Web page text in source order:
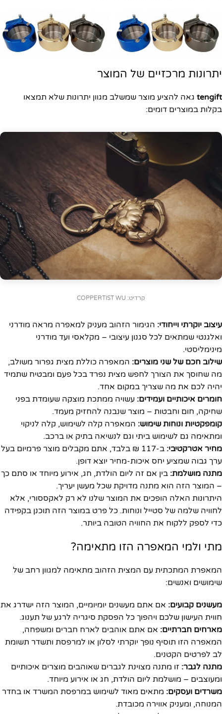
יתרונות מרכזיים של המוצר
tengift גאה להציע מוצר שמשלב מגוון יתרונות שלא תמצאו
בקלות במוצרים דומים:
קרדיט: COPPERTIST WU
עיצוב יוקרתי וייחודי: הגימור הזהוב מעניק למאפרה מראה מודרני
ואלגנטי שמתאים לכל סגנון עיצובי – מקלאסי ועד מודרני
מינימליסטי.
שילוב חכם של שני מוצרים: המאפרה כוללת מצית גפרור משולב,
מה שחוסך את הצורך לחפש מצית נפרד בכל פעם ומבטיח שתמיד
יהיה לכם את מה שצריך במקום אחד.
חומרים איכותיים ועמידים: עשויה ממתכת מוצקה שעומדת בפני
שחיקה, חום וחבטות – מוצר שנבנה להחזיק מעמד.
קומפקטיות ונוחות שימוש: המאפרה קלה לשימוש, קלה לניקוי
ומתאימה גם לשימוש ביתי וגם לנשיאה בתיק או ברכב.
מחיר אטרקטיבי:
ב-117 ₪ בלבד, אתם מקבלים מוצר פרמיום בעל
ערך גבוה שמציע יחס איכות-מחיר יוצא דופן.
מתנה מושלמת: בין אם זה ליום הולדת, חג, אירוע מיוחד או סתם כך
– המוצר הזה הוא מתנה מדויקת שכל מעשן יעריך.
היתרונות האלה הופכים את המוצר שלנו לא רק לאקססורי, אלא
לחוויה שלמה של סטייל ונוחות. כל פרט במוצר הזה תוכנן בקפידה
כדי לספק ללקוח את החוויה הטובה ביותר.
מתי ולמי המאפרה הזו מתאימה?
המאפרת המתכתית עם המצית הזהוב מתאימה למגוון רחב של
שימושים ואנשים:
מעשנים קבועים: אם אתם מעשנים יומיומיים, המוצר הזה ישדרג את
חווית העישון שלכם ויהפוך כל הפסקת סיגריה לרגע של תענוג.
מארחים חברתיים: אם אתם אוהבים לארח חברים ומשפחה,
המאפרה הזו תוסיף נופך יוקרתי לסלון או למרפסת ותשדר תשומת
לב לפרטים הקטנים.
מתנה לגבר: זו מתנה מצוינת לגברים שאוהבים מוצרים איכותיים
ומעוצבים – מושלמת ליום הולדת, חג או אירוע מיוחד.
משרדים ועסקים: מתאים מאוד לשימוש במרפסת המשרד או בחדר
המנוחה, ומעניק אווירה מכובדת.